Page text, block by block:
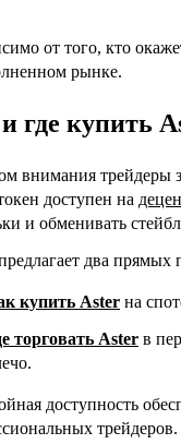
от того, кто
рынке.
где купить
внимания трейдеры
доступен на
и обменивать
два прямых
купить Aster на
торговать Aster в
доступность
трейдеров.